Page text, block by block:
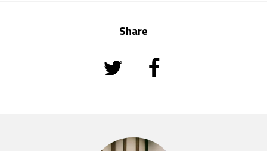
Share